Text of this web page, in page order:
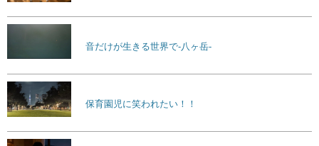
音だけが生きる世界で-八ヶ岳-
保育園児に笑われたい！！